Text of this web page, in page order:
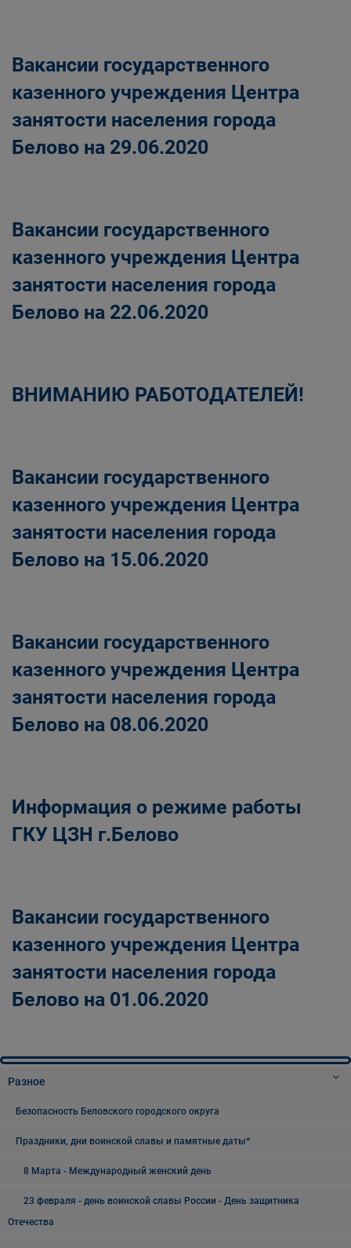
Вакансии государственного
казенного учреждения Центра
занятости населения города
Белово на 29.06.2020
Вакансии государственного
казенного учреждения Центра
занятости населения города
Белово на 22.06.2020
ВНИМАНИЮ РАБОТОДАТЕЛЕЙ!
Вакансии государственного
казенного учреждения Центра
занятости населения города
Белово на 15.06.2020
Вакансии государственного
казенного учреждения Центра
занятости населения города
Белово на 08.06.2020
Информация о режиме работы
ГКУ ЦЗН г.Белово
Вакансии государственного
казенного учреждения Центра
занятости населения города
Белово на 01.06.2020
Разное
Безопасность Беловского городского округа
Праздники, дни воинской славы и памятные даты*
8 Марта - Международный женский день
23 февраля - день воинской славы России - День защитника
Отечества